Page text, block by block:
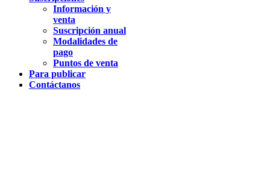
Información y
venta
Suscripción anual
Modalidades de
pago
Puntos de venta
Para publicar
Contáctanos